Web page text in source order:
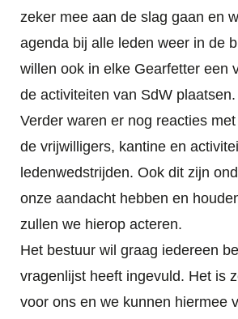
zeker mee aan de slag gaan en
agenda bij alle leden weer in de
willen ook in elke Gearfetter een
de activiteiten van SdW plaatsen.
Verder waren er nog reacties
de vrijwilligers, kantine en
ledenwedstrijden. Ook dit zijn
onze aandacht hebben en
zullen we hierop acteren.
Het bestuur wil graag iedereen
vragenlijst heeft ingevuld. Het is
voor ons en we kunnen hiermee